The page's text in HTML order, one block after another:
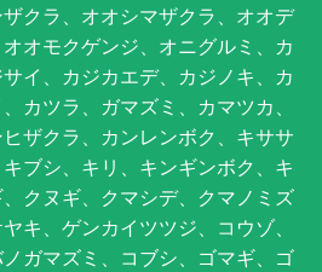
クラ、オオシマザクラ、オオデ
オモクゲンジ、オニグルミ、カ
イ、カジカエデ、カジノキ、カ
カツラ、ガマズミ、カマツカ、
ザクラ、カンレンボク、キササ
ブシ、キリ、キンギンボク、キ
クヌギ、クマシデ、クマノミズ
キ、ゲンカイツツジ、コウゾ、
ガマズミ、コブシ、ゴマギ、ゴ